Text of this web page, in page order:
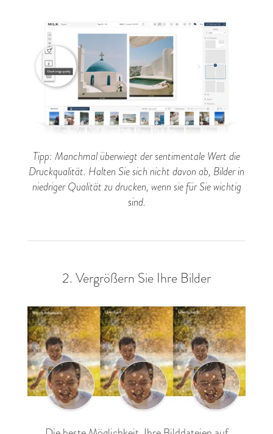
Tipp: Manchmal überwiegt der sentimentale Wert die
Druckqualität. Halten Sie sich nicht davon ab, Bilder in
niedriger Qualität zu drucken, wenn sie für Sie wichtig
sind.
2. Vergrößern Sie Ihre Bilder